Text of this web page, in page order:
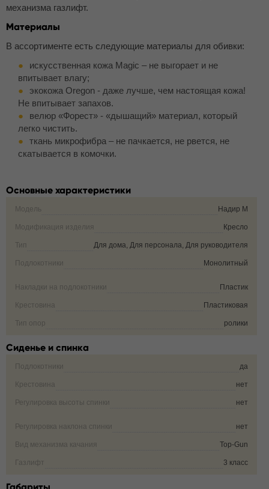
механизма газлифт.
Материалы
В ассортименте есть следующие материалы для обивки:
искусственная кожа Magic – не выгорает и не
впитывает влагу;
экокожа Oregon - даже лучше, чем настоящая кожа!
Не впитывает запахов.
велюр «Форест» - «дышащий» материал, который
легко чистить.
ткань микрофибра – не пачкается, не рвется, не
скатывается в комочки.
Основные характеристики
Модель Надир М
Модификация изделия Кресло
Тип Для дома, Для персонала, Для руководителя
Подлокотники Монолитный
Накладки на подлокотники Пластик
Крестовина Пластиковая
Тип опор ролики
Сиденье и спинка
Подлокотники да
Крестовина нет
Регулировка высоты спинки нет
Регулировка наклона спинки нет
Вид механизма качания Top-Gun
Газлифт 3 класс